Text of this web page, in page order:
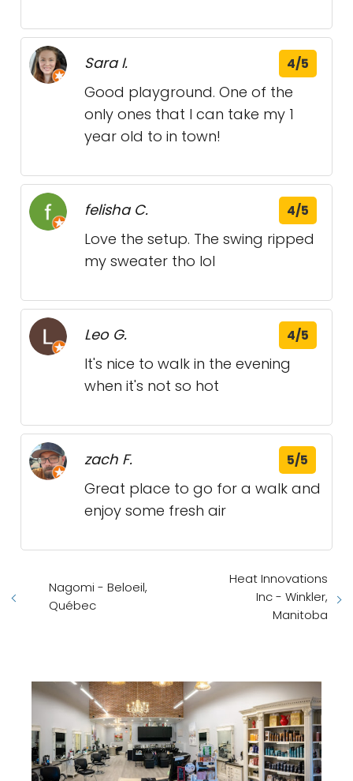
Sara I. 4/5
Good playground. One of the
only ones that I can take my 1
year old to in town!
felisha C. 4/5
Love the setup. The swing ripped
my sweater tho lol
Leo G. 4/5
It's nice to walk in the evening
when it's not so hot
zach F. 5/5
Great place to go for a walk and
enjoy some fresh air
Nagomi - Beloeil,
Québec
Heat Innovations
Inc - Winkler,
Manitoba